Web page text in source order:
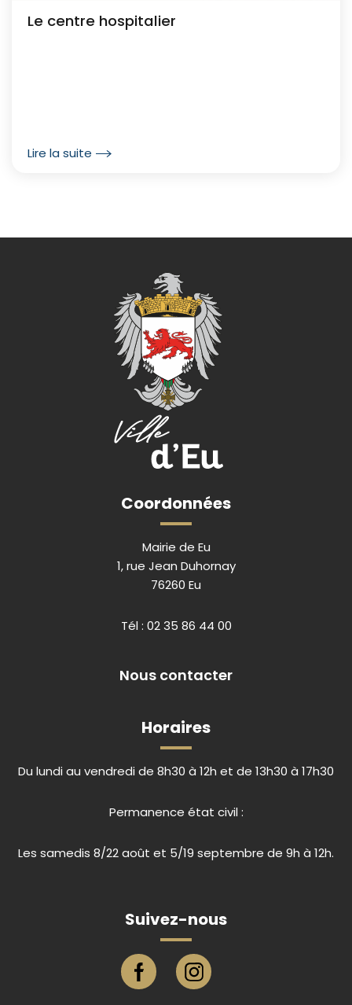
Le centre hospitalier
Lire la suite
Coordonnées
Mairie de Eu
1, rue Jean Duhornay
76260 Eu
Tél : 02 35 86 44 00
Nous contacter
Horaires
Du lundi au vendredi de 8h30 à 12h et de 13h30 à 17h30
Permanence état civil :
Les samedis 8/22 août et 5/19 septembre de 9h à 12h.
Suivez-nous
Page facebook ville de Eu
Compte instagram ville de